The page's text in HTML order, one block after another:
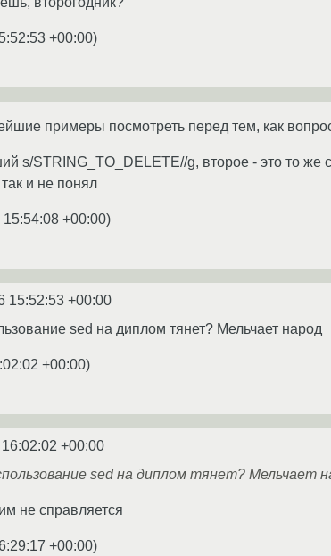
+00:00)
примеры посмотреть перед тем, как
s/STRING_TO_DELETE//g, второе - это то же
и не понял
+00:00)
15:52:53 +00:00
sed на диплом тянет? Мельчает народ
+00:00)
+00:00
sed на диплом тянет? Мельчает
не справляется
+00:00)